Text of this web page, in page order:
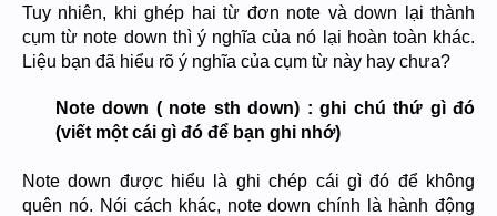
Tuy nhiên, khi ghép hai từ đơn note và down lại thành
cụm từ note down thì ý nghĩa của nó lại hoàn toàn khác.
Liệu bạn đã hiểu rõ ý nghĩa của cụm từ này hay chưa?
Note down ( note sth down) : ghi chú thứ gì đó
(viết một cái gì đó để bạn ghi nhớ)
Note down được hiểu là ghi chép cái gì đó để không
quên nó. Nói cách khác, note down chính là hành động